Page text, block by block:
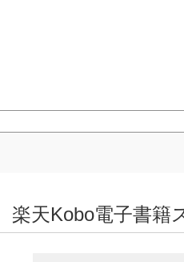
楽天Kobo電子書籍